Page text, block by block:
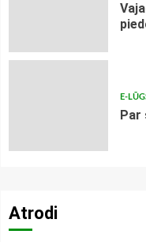
E-
Par
Atrodi